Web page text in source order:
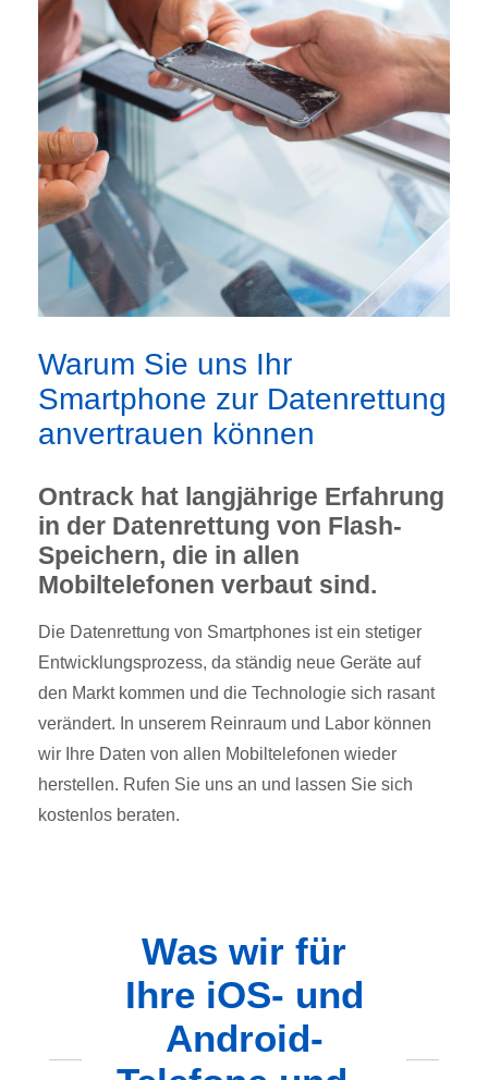
Warum Sie uns Ihr
Smartphone zur Datenrettung
anvertrauen können
Ontrack hat langjährige Erfahrung
in der Datenrettung von Flash-
Speichern, die in allen
Mobiltelefonen verbaut sind.
Die Datenrettung von Smartphones ist ein stetiger
Entwicklungsprozess, da ständig neue Geräte auf
den Markt kommen und die Technologie sich rasant
verändert. In unserem Reinraum und Labor können
wir Ihre Daten von allen Mobiltelefonen wieder
herstellen. Rufen Sie uns an und lassen Sie sich
kostenlos beraten.
Was wir für
Ihre iOS- und
Android-